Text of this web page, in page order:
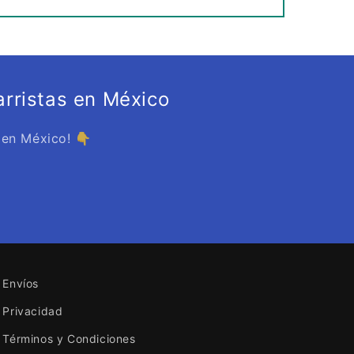
en México
México! 👇
Envíos
Privacidad
Términos y Condiciones